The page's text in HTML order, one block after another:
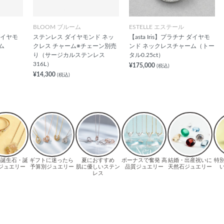
ヤモ
BLOOM ブルーム
ステンレス ダイヤモンド ネッ
クレス チャーム※チェーン別売
り（サージカルステンレス
316L）
¥14,300 (税込)
ESTELLE エステール
【asta Iris】プラチナ ダイヤモ
ンド ネックレスチャーム（トー
タル0.25ct）
¥175,000 (税込)